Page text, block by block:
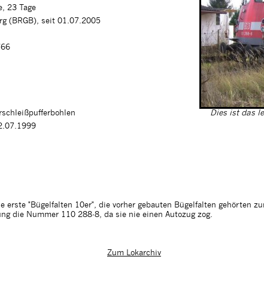
Dies ist das
23 Tage
(BRGB), seit 01.07.2005
erste "Bügelfalten 10er", die vorher gebauten Bügelfalten gehörten
die Nummer 110 288-8, da sie nie einen Autozug zog.
Zum Lokarchiv